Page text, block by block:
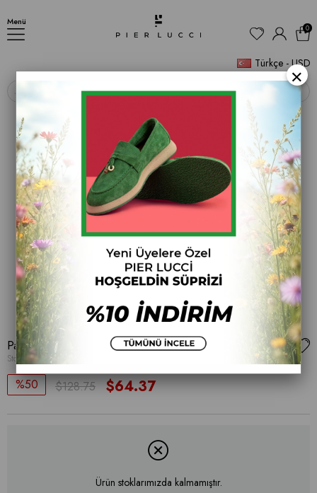
Menü
Türkçe - USD
0
‹ ›
Paris Kadın Taşlı Sanadalet
Stok Kodu
50 $128.75 $64.37
Ürün stoklarımızda kalmamıştır.
×